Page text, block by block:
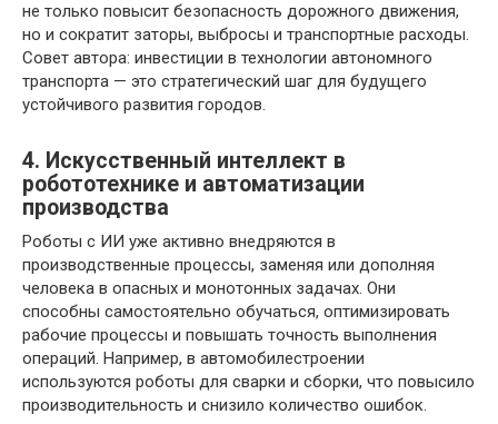
не только повысит безопасность дорожного движения,
но и сократит заторы, выбросы и транспортные расходы.
Совет автора: инвестиции в технологии автономного
транспорта — это стратегический шаг для будущего
устойчивого развития городов.
4. Искусственный интеллект в
робототехнике и автоматизации
производства
Роботы с ИИ уже активно внедряются в
производственные процессы, заменяя или дополняя
человека в опасных и монотонных задачах. Они
способны самостоятельно обучаться, оптимизировать
рабочие процессы и повышать точность выполнения
операций. Например, в автомобилестроении
используются роботы для сварки и сборки, что повысило
производительность и снизило количество ошибок.